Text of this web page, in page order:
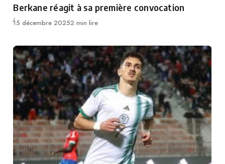
Berkane réagit à sa première convocation
Publié
15 décembre 20252 min lire